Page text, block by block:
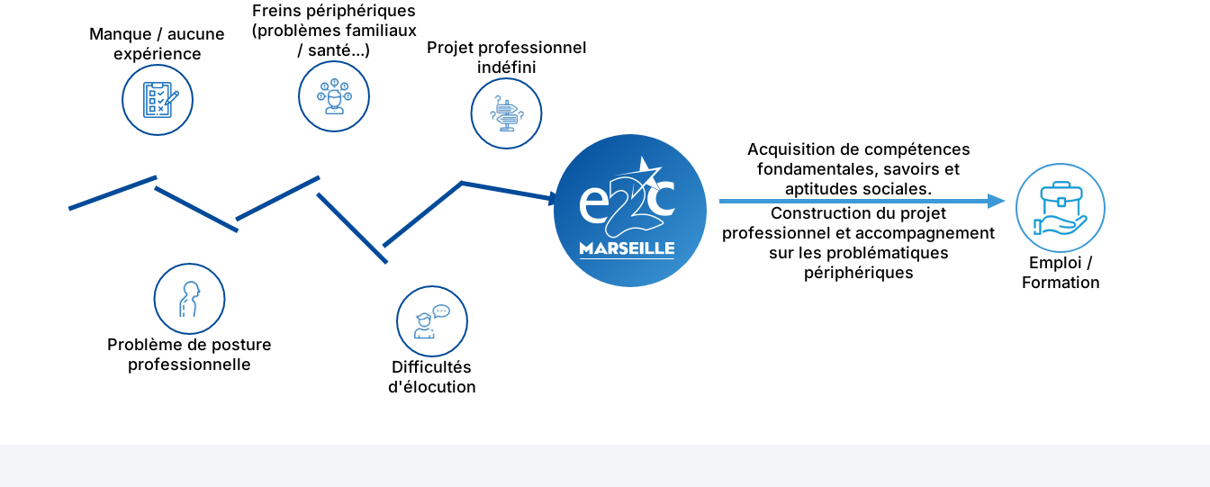
Manque / aucune
expérience
Freins périphériques
(problèmes familiaux
/ santé...)
Projet professionnel
indéfini
Problème de posture
professionnelle
Difficultés
d'élocution
Acquisition de compétences
fondamentales, savoirs et
aptitudes sociales.
Construction du projet
professionnel et accompagnement
sur les problématiques
périphériques
Emploi /
Formation